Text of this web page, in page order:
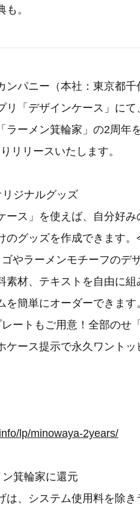
。
パニー（本社：東京都千
リ「デザインケース」に
ラーメン箕輪家」の2周年
リリースいたします。
ジナルグッズ
ース」を使えば、自分好
のグッズを作成できます
やラーメンモチーフのデ
素材、テキストを自由に
簡単にオーダーできます
ートもご用意！全部のせ
ケース提示で永久ワント
lp/minowaya-2years/
箕輪家に還元
は、システム使用料を除